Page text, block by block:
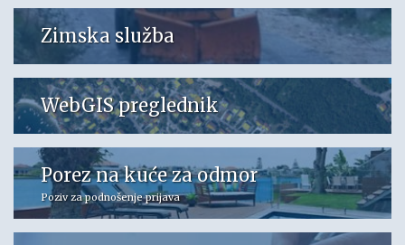
Zimska služba
WebGIS preglednik
Porez na kuće za odmor
Poziv za podnošenje prijava